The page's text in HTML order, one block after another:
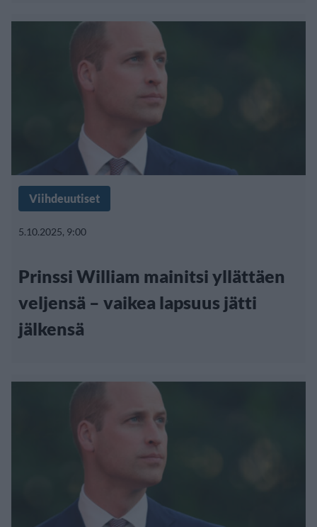
Viihdeuutiset
5.10.2025, 9:00
Prinssi William mainitsi yllättäen
veljensä – vaikea lapsuus jätti
jälkensä